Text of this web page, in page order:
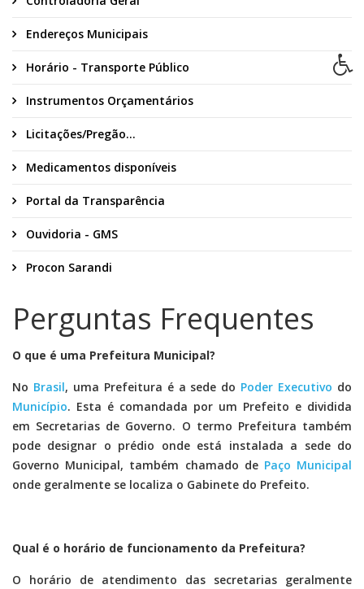
Endereços Municipais
Horário - Transporte Público
Instrumentos Orçamentários
Licitações/Pregão...
Medicamentos disponíveis
Portal da Transparência
Ouvidoria - GMS
Procon Sarandi
Perguntas Frequentes
O que é uma Prefeitura Municipal?
No Brasil, uma Prefeitura é a sede do Poder Executivo do
Município. Esta é comandada por um Prefeito e dividida
em Secretarias de Governo. O termo Prefeitura também
pode designar o prédio onde está instalada a sede do
Governo Municipal, também chamado de Paço Municipal
onde geralmente se localiza o Gabinete do Prefeito.
Qual é o horário de funcionamento da Prefeitura?
O horário de atendimento das secretarias geralmente